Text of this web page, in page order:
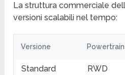
La struttura commerciale
versioni scalabili nel tempo:
Versione Powertrain
Standard RWD